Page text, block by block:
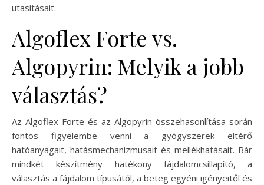
utasításait.
Algoflex Forte vs.
Algopyrin: Melyik a jobb
választás?
Az Algoflex Forte és az Algopyrin összehasonlítása során
fontos figyelembe venni a gyógyszerek eltérő
hatóanyagait, hatásmechanizmusait és mellékhatásait. Bár
mindkét készítmény hatékony fájdalomcsillapító, a
választás a fájdalom típusától, a beteg egyéni igényeitől és